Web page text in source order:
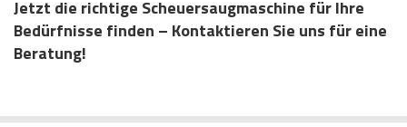
Jetzt die richtige Scheuersaugmaschine für Ihre
Bedürfnisse finden – Kontaktieren Sie uns für eine
Beratung!